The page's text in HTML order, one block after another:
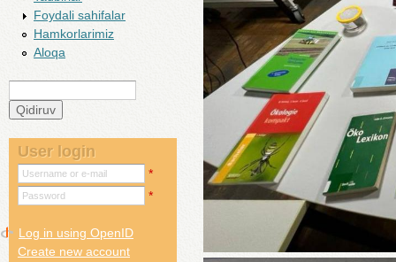
Foydali sahifalar
Hamkorlarimiz
Aloqa
Search form
User login
Username or e-mail *
Password *
Log in using OpenID
Create new account